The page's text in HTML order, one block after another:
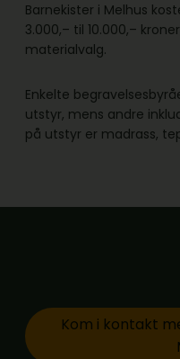
Barnekister i Melhus
3.000,– til 10.000,–
materialvalg.
Enkelte
utstyr, mens andre
på utstyr er madrass,
Kom i kontakt